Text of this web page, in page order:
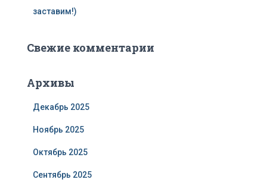
заставим!)
Свежие комментарии
Архивы
Декабрь 2025
Ноябрь 2025
Октябрь 2025
Сентябрь 2025